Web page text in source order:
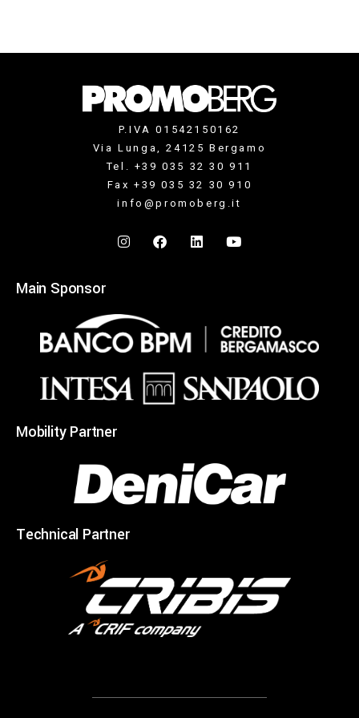
P.IVA 01542150162
Via Lunga, 24125 Bergamo
Tel. +39 035 32 30 911
Fax +39 035 32 30 910
info@promoberg.it
Main Sponsor
Mobility Partner
Technical Partner